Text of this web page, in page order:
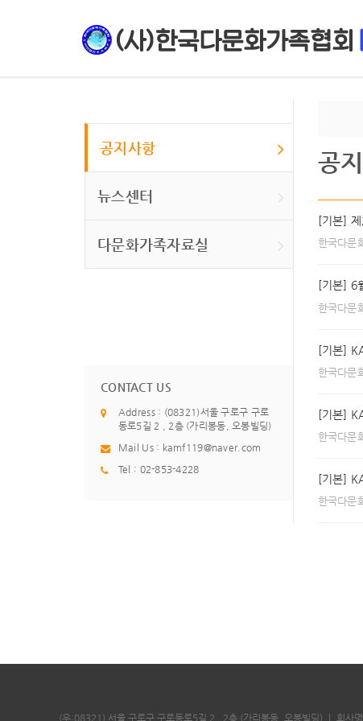
공지사항
뉴스센터
다문화가족자료실
CONTACT US
Address : (08321)서울 구로구 구로
동로5길 2 , 2층 (가리봉동, 오봉빌딩)
Mail Us : kamf119@naver.com
Tel : 02-853-4228
공
[기본]
한국다문
[기본] 6
한국다문
[기본]
한국다문
[기본]
한국다문
[기본]
한국다문
(우:08321) 서울 구로구 구로동로5길 2 , 2층 (가리봉동, 오봉빌딩) 회사